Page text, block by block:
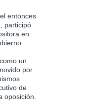
entonces
participó
en
un
por
de
oposición.